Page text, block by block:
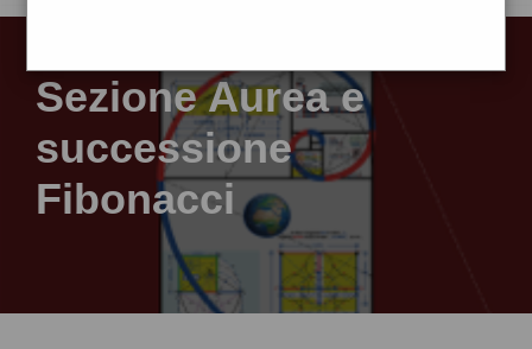
Sezione Aurea e
successione
Fibonacci